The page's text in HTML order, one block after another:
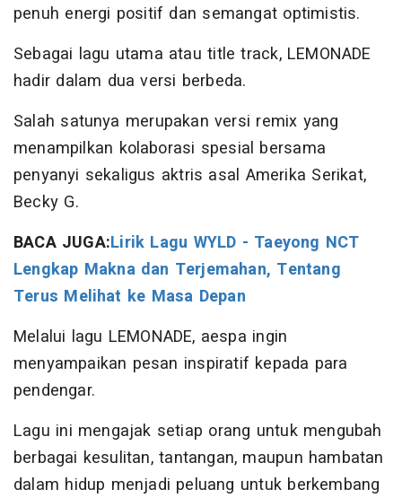
penuh energi positif dan semangat optimistis.
Sebagai lagu utama atau title track, LEMONADE
hadir dalam dua versi berbeda.
Salah satunya merupakan versi remix yang
menampilkan kolaborasi spesial bersama
penyanyi sekaligus aktris asal Amerika Serikat,
Becky G.
BACA JUGA:Lirik Lagu WYLD - Taeyong NCT
Lengkap Makna dan Terjemahan, Tentang
Terus Melihat ke Masa Depan
Melalui lagu LEMONADE, aespa ingin
menyampaikan pesan inspiratif kepada para
pendengar.
Lagu ini mengajak setiap orang untuk mengubah
berbagai kesulitan, tantangan, maupun hambatan
dalam hidup menjadi peluang untuk berkembang